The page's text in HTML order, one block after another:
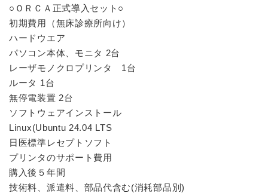
○ＯＲＣＡ正式導入セット○
初期費用（無床診療所向け）
ハードウエア
パソコン本体、モニタ 2台
レーザモノクロプリンタ 1台
ルータ 1台
無停電装置 2台
ソフトウェアインストール
Linux(Ubuntu 24.04 LTS
日医標準レセプトソフト
プリンタのサポート費用
購入後５年間
技術料、派遣料、部品代含む(消耗部品別)